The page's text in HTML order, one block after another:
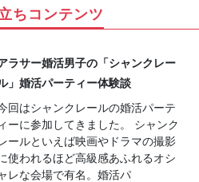
ちコンテンツ
ラサー婚活男子の「シャンクレー
」婚活パーティー体験談
回はシャンクレールの婚活パーテ
ィーに参加してきました。 シャンク
ールといえば映画やドラマの撮影
使われるほど高級感あふれるオシ
レな会場で有名。婚活パ